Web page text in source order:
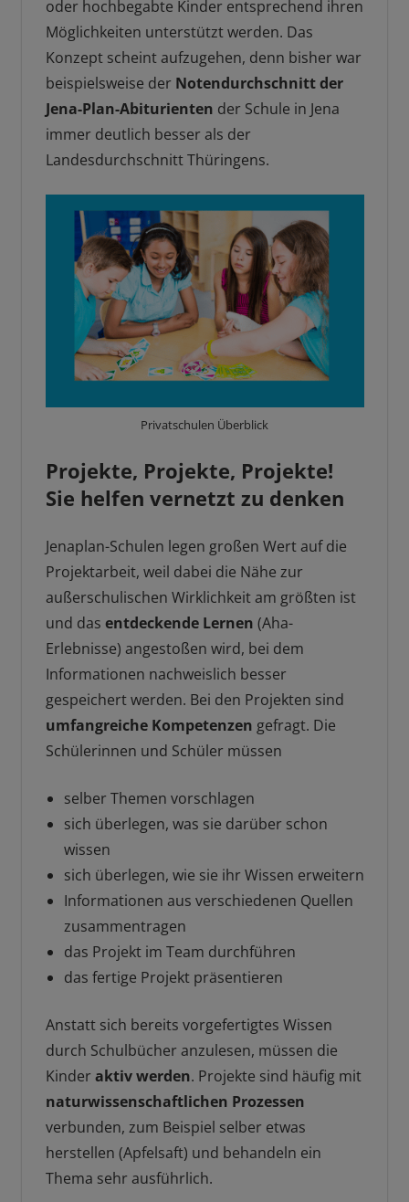
oder hochbegabte Kinder entsprechend ihren
Möglichkeiten unterstützt werden. Das
Konzept scheint aufzugehen, denn bisher war
beispielsweise der Notendurchschnitt der
Jena-Plan-Abiturienten der Schule in Jena
immer deutlich besser als der
Landesdurchschnitt Thüringens.
Privatschulen Überblick
Projekte, Projekte, Projekte!
Sie helfen vernetzt zu denken
Jenaplan-Schulen legen großen Wert auf die
Projektarbeit, weil dabei die Nähe zur
außerschulischen Wirklichkeit am größten ist
und das entdeckende Lernen (Aha-
Erlebnisse) angestoßen wird, bei dem
Informationen nachweislich besser
gespeichert werden. Bei den Projekten sind
umfangreiche Kompetenzen gefragt. Die
Schülerinnen und Schüler müssen
selber Themen vorschlagen
sich überlegen, was sie darüber schon
wissen
sich überlegen, wie sie ihr Wissen erweitern
Informationen aus verschiedenen Quellen
zusammentragen
das Projekt im Team durchführen
das fertige Projekt präsentieren
Anstatt sich bereits vorgefertigtes Wissen
durch Schulbücher anzulesen, müssen die
Kinder aktiv werden. Projekte sind häufig mit
naturwissenschaftlichen Prozessen
verbunden, zum Beispiel selber etwas
herstellen (Apfelsaft) und behandeln ein
Thema sehr ausführlich.